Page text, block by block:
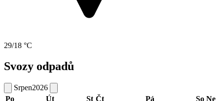
29/18 °C
Svozy odpadů
Srpen2026
Po
Út St Čt Pá So Ne